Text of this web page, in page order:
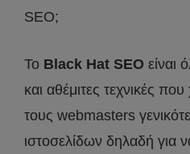
SEO;
To Black Hat SEO είναι
και αθέμιτες τεχνικές
τους webmasters
ιστοσελίδων δηλαδή για